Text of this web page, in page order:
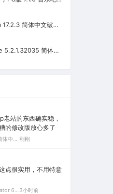
Navicat Premium 17.2.3 简体中文破解版（多重数据库管理工具）
Beyond Compare 5.2.1.32035 简体中文注册版（超强文件/夹比较工具）
站的东西确实稳，
的修改版放心多了
GPU-Z 2.70.0 简体中文汉化版（显卡测试专业的软件） 刚刚
点很实用，不用特意
HEU KMS Activator 64.0 简体中文版（支持激活最新版Windows/Office离线永久激活） 3小时前